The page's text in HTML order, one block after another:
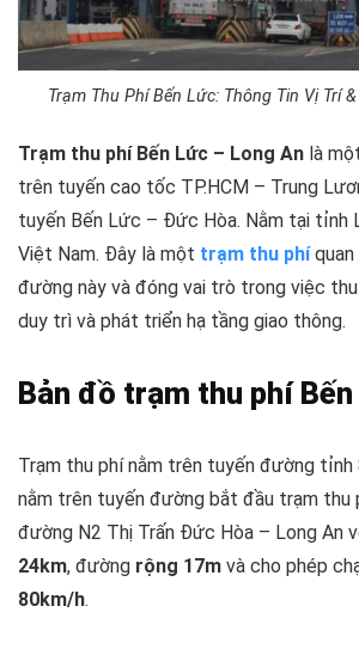
Trạm Thu Phí Bến Lức: Thông Tin Vị Trí
Trạm thu phí Bến Lức – Long An là
trên tuyến cao tốc TP.HCM – Trung
tuyến Bến Lức – Đức Hòa. Nằm tại tỉnh
Việt Nam. Đây là một trạm thu phíquan
đường này và đóng vai trò trong việc
duy trì và phát triển hạ tầng giao thông.
Bản đồ trạm thu phí Bến
Trạm thu phí nằm trên tuyến đường tỉnh
nằm trên tuyến đường bắt đầu trạm thu
đường N2 Thị Trấn Đức Hòa – Long An
24km, đường rộng 17m và cho phép
80km/h.